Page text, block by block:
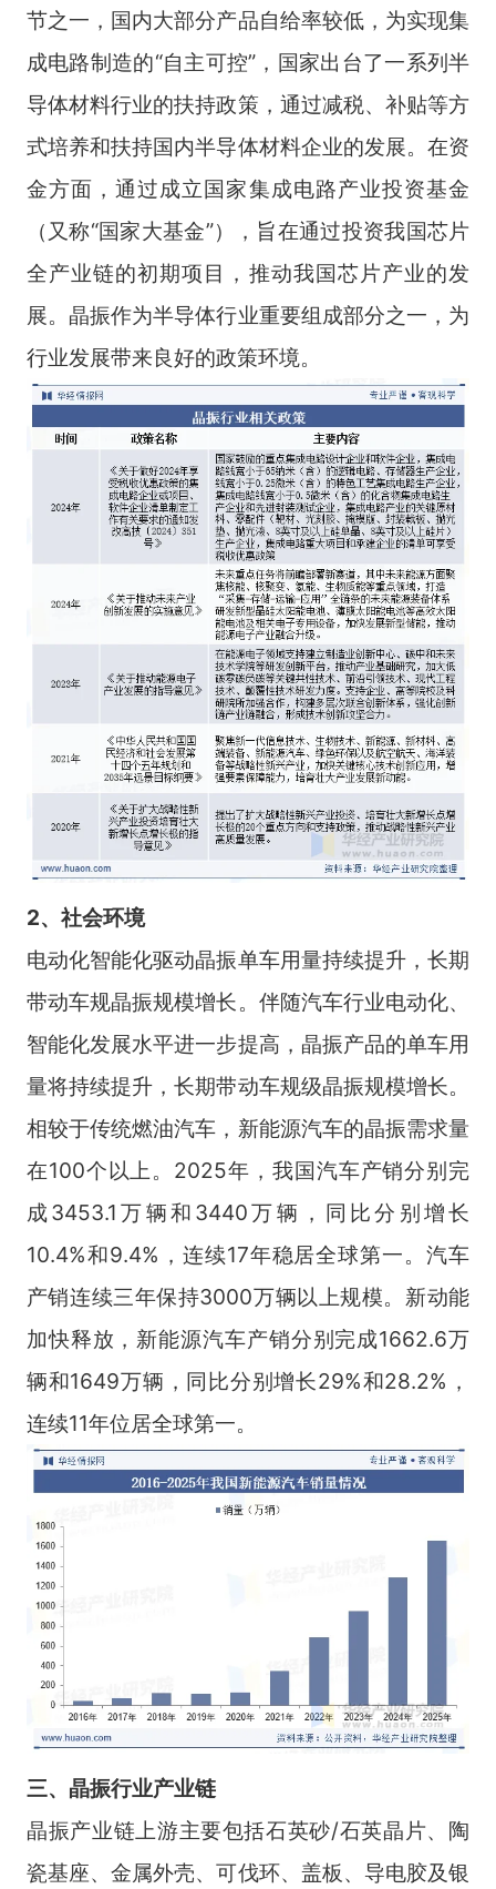
节之一，国内大部分产品自给率较低，为实现集
成电路制造的“自主可控”，国家出台了一系列半
导体材料行业的扶持政策，通过减税、补贴等方
式培养和扶持国内半导体材料企业的发展。在资
金方面，通过成立国家集成电路产业投资基金
（又称“国家大基金”），旨在通过投资我国芯片
全产业链的初期项目，推动我国芯片产业的发
展。晶振作为半导体行业重要组成部分之一，为
行业发展带来良好的政策环境。
2、社会环境
电动化智能化驱动晶振单车用量持续提升，长期
带动车规晶振规模增长。伴随汽车行业电动化、
智能化发展水平进一步提高，晶振产品的单车用
量将持续提升，长期带动车规级晶振规模增长。
相较于传统燃油汽车，新能源汽车的晶振需求量
在100个以上。2025年，我国汽车产销分别完
成3453.1万辆和3440万辆，同比分别增长
10.4%和9.4%，连续17年稳居全球第一。汽车
产销连续三年保持3000万辆以上规模。新动能
加快释放，新能源汽车产销分别完成1662.6万
辆和1649万辆，同比分别增长29%和28.2%，
连续11年位居全球第一。
三、 晶振行业产业链
晶振产业链上游主要包括石英砂/石英晶片、陶
瓷基座、金属外壳、可伐环、盖板、导电胶及银